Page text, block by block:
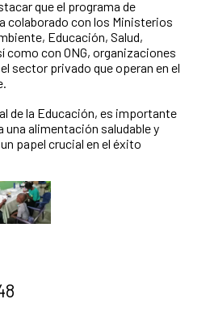
que el programa de
colaborado con los Ministerios
Educación, Salud,
como con ONG, organizaciones
sector privado que operan en el
de la Educación, es importante
una alimentación saludable y
papel crucial en el éxito